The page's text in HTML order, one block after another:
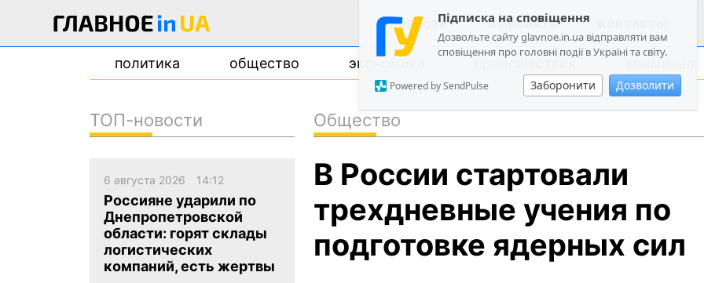
Підписка на сповіщення
Дозвольте сайту glavnoe.in.ua відправляти вам
сповіщення про головні події в Україні та світу.
Заборонити Дозволити
Powered by SendPulse
новости о проекте
политика общество экономика происшествия криминал
политика
общество
происшествия
криминал
Общество
В России стартовали
трехдневные учения по
подготовке ядерных сил
ТОП-новости
6 августа 2026 14:12
Россияне ударили по
Днепропетровской
области: горят склады
логистических
компаний, есть жертвы